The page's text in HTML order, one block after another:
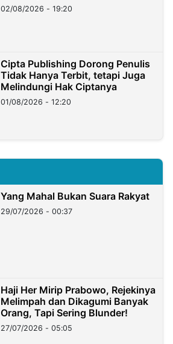
02/08/2026 - 19:20
Cipta Publishing Dorong Penulis
Tidak Hanya Terbit, tetapi Juga
Melindungi Hak Ciptanya
01/08/2026 - 12:20
Yang Mahal Bukan Suara Rakyat
29/07/2026 - 00:37
Haji Her Mirip Prabowo, Rejekinya
Melimpah dan Dikagumi Banyak
Orang, Tapi Sering Blunder!
27/07/2026 - 05:05